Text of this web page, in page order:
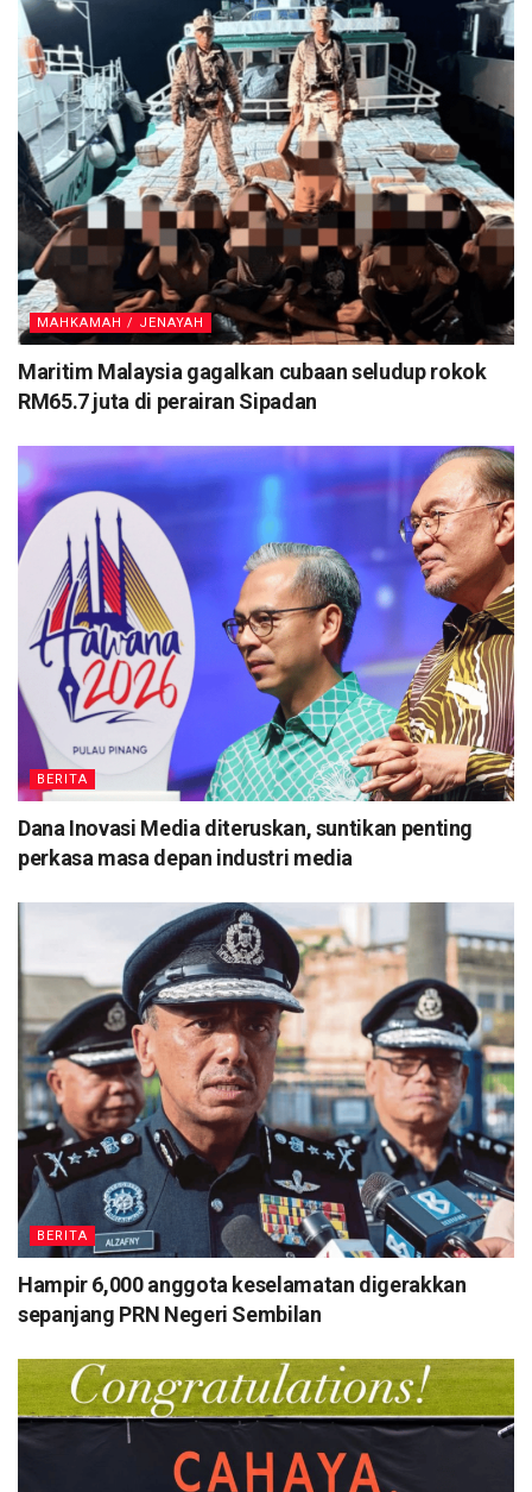
MAHKAMAH / JENAYAH
Maritim Malaysia gagalkan cubaan seludup rokok
RM65.7 juta di perairan Sipadan
BERITA
Dana Inovasi Media diteruskan, suntikan penting
perkasa masa depan industri media
BERITA
Hampir 6,000 anggota keselamatan digerakkan
sepanjang PRN Negeri Sembilan